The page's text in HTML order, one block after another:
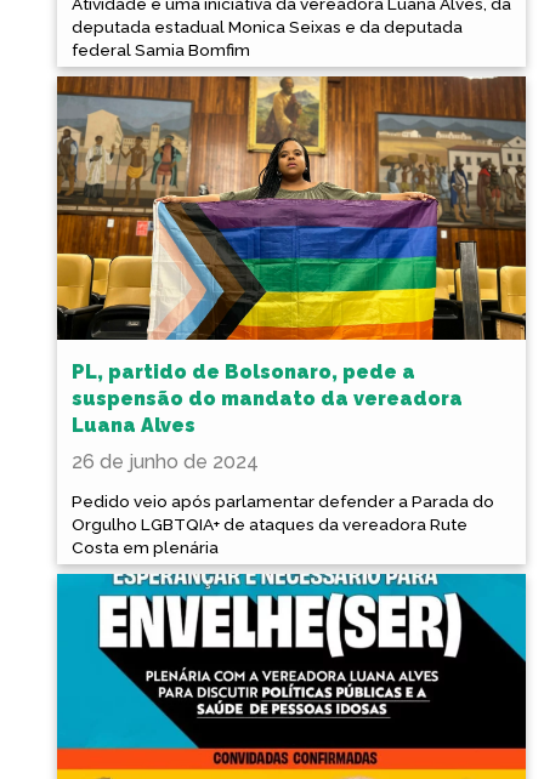
deputada estadual Monica Seixas e da deputada
federal Samia Bomfim
PL, partido de Bolsonaro, pede a
suspensão do mandato da vereadora
Luana Alves
26 de junho de 2024
Pedido veio após parlamentar defender a Parada do
Orgulho LGBTQIA+ de ataques da vereadora Rute
Costa em plenária